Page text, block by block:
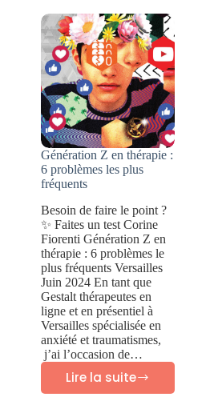
Guide
des
parents
Génération Z en thérapie :
6 problèmes les plus
fréquents
Besoin de faire le point ?
✨ Faites un test Corine
Fiorenti Génération Z en
thérapie : 6 problèmes le
plus fréquents Versailles
Juin 2024 En tant que
Gestalt thérapeutes en
ligne et en présentiel à
Versailles spécialisée en
anxiété et traumatismes,
j’ai l’occasion de…
Lire la suite
Génération